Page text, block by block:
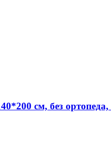
см, без ортопеда,